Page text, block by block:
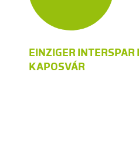
EINZIGER INTERSPAR
KAPOSVÁR